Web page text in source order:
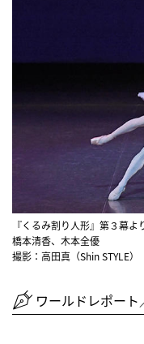
『くるみ割り人形』第３幕
橋本清香、木本全優
撮影：高田真（Shin STYLE）
ワールドレポー